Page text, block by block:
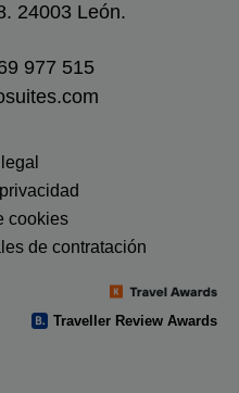
24003 León.
977 515
cookies
de contratación
Traveller Review Awards